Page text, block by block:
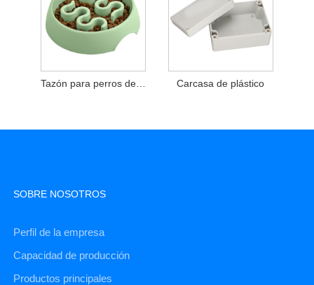
Carcasa de plástico
SOBRE NOSOTROS
Perfil de la empresa
Capacidad de producción
Productos principales